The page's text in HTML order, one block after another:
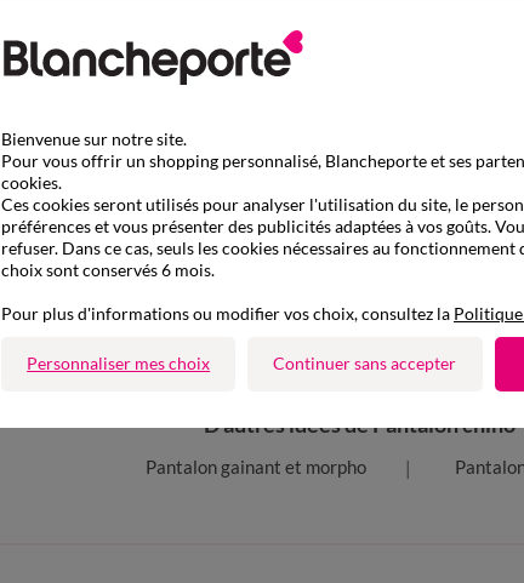
D'autres idées de Pantalon chino
Pantalon gainant et morpho
Bienvenue sur notre site.
Pour vous offrir un shopping personnalisé, Blancheporte et ses
cookies.
Ces cookies seront utilisés pour analyser l'utilisation du site, le
préférences et vous présenter des publicités adaptées à vos goûts.
refuser. Dans ce cas, seuls les cookies nécessaires au
choix sont conservés 6 mois.
Pour plus d'informations ou modifier vos choix, consultez la Politique
Personnaliser mes choix Continuer sans accepter